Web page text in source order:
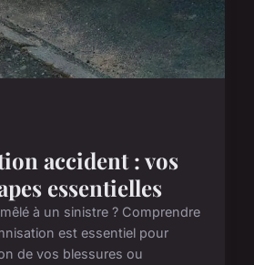
accident : vos
essentielles
à un sinistre ? Comprendre
est essentiel pour
de vos blessures ou